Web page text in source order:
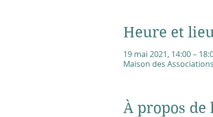
Heure et
19 mai 2021, 14:00 –
Maison des
À propos